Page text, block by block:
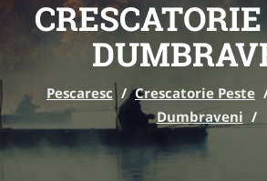
Pescaresc / Crescatorie Peste
Dumbraveni /